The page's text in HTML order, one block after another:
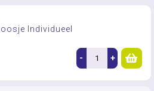
Individueel
- +